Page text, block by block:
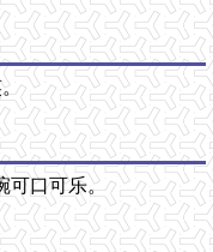
可口可乐。